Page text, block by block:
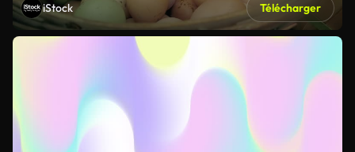
iStock Télécharger